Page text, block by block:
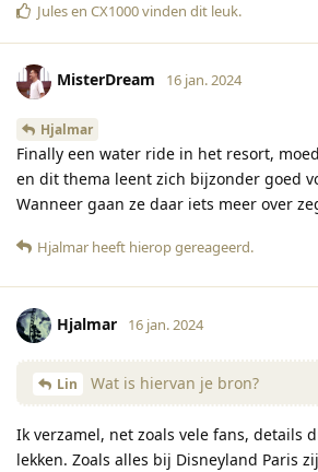
Julesen CX1000vinden dit leuk.
MisterDream 16 jan. 2024
Hjalmar
Finally een water ride in het resort,
en dit thema leent zich bijzonder goed
Wanneer gaan ze daar iets meer over
Hjalmar heeft hierop gereageerd.
Hjalmar 16 jan. 2024
Lin Wat is hiervan je bron?
Ik verzamel, net zoals vele fans, details
lekken. Zoals alles bij Disneyland Paris